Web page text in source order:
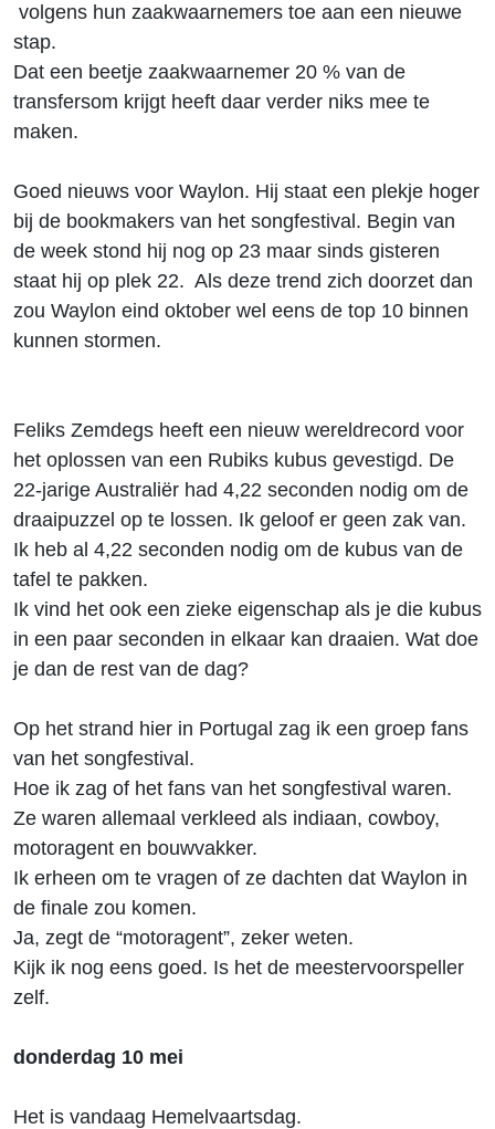
volgens hun zaakwaarnemers toe aan een nieuwe
stap.
Dat een beetje zaakwaarnemer 20 % van de
transfersom krijgt heeft daar verder niks mee te
maken.
Goed nieuws voor Waylon. Hij staat een plekje hoger
bij de bookmakers van het songfestival. Begin van
de week stond hij nog op 23 maar sinds gisteren
staat hij op plek 22. Als deze trend zich doorzet dan
zou Waylon eind oktober wel eens de top 10 binnen
kunnen stormen.
Feliks Zemdegs heeft een nieuw wereldrecord voor
het oplossen van een Rubiks kubus gevestigd. De
22-jarige Australiër had 4,22 seconden nodig om de
draaipuzzel op te lossen. Ik geloof er geen zak van.
Ik heb al 4,22 seconden nodig om de kubus van de
tafel te pakken.
Ik vind het ook een zieke eigenschap als je die kubus
in een paar seconden in elkaar kan draaien. Wat doe
je dan de rest van de dag?
Op het strand hier in Portugal zag ik een groep fans
van het songfestival.
Hoe ik zag of het fans van het songfestival waren.
Ze waren allemaal verkleed als indiaan, cowboy,
motoragent en bouwvakker.
Ik erheen om te vragen of ze dachten dat Waylon in
de finale zou komen.
Ja, zegt de “motoragent”, zeker weten.
Kijk ik nog eens goed. Is het de meestervoorspeller
zelf.
donderdag 10 mei
Het is vandaag Hemelvaartsdag.